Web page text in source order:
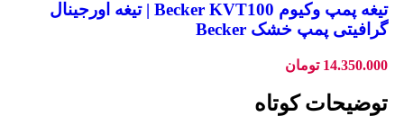
تیغه پمپ وکیوم Becker KVT100 | تیغه اورجینال
گرافیتی پمپ خشک Becker
14.350.000 تومان
توضیحات کوتاه